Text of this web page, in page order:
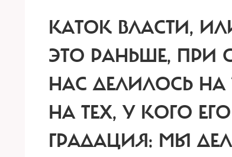
КАТОК ВЛАСТИ,
ЭТО РАНЬШЕ, ПРИ
НАС ДЕЛИЛОСЬ НА
НА ТЕХ, У КОГО
ГРАДАЦИЯ: МЫ